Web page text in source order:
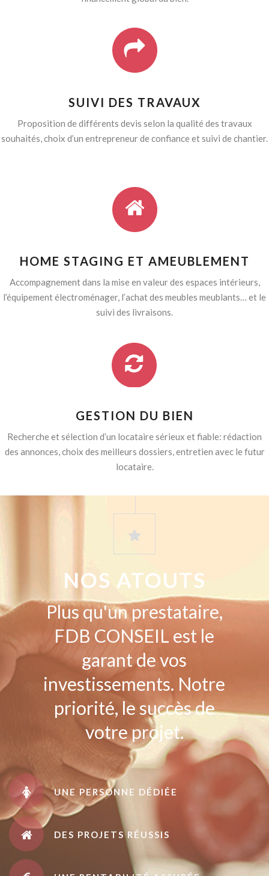
SUIVI DES TRAVAUX
Proposition de différents devis selon la qualité des travaux
souhaités, choix d’un entrepreneur de confiance et suivi de chantier.
HOME STAGING ET AMEUBLEMENT
Accompagnement dans la mise en valeur des espaces intérieurs,
l’équipement électroménager, l’achat des meubles meublants… et le
suivi des livraisons.
GESTION DU BIEN
Recherche et sélection d’un locataire sérieux et fiable: rédaction
des annonces, choix des meilleurs dossiers, entretien avec le futur
locataire.
NOS ATOUTS
Plus qu'un prestataire,
FDB CONSEIL est le
garant de vos
investissements. Notre
priorité, le succès de
votre projet.
UNE PERSONNE DÉDIÉE
DES PROJETS RÉUSSIS